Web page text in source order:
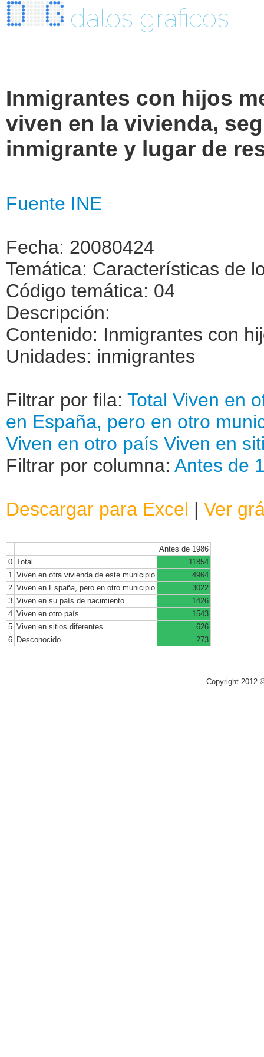
datos graficos
Inmigrantes con hijos
viven en la vivienda,
inmigrante y lugar de
Fuente INE
Fecha: 20080424
Temática: Características de
Código temática: 04
Descripción:
Contenido: Inmigrantes con
Unidades: inmigrantes
Filtrar por fila: Total Viven en
en España, pero en otro
Viven en otro país Viven en
Filtrar por columna: Antes de
Descargar para Excel | Ver
Antes de 1986
0 Total
11854
1 Viven en otra vivienda de este municipio
4964
2 Viven en España, pero en otro municipio
3022
3 Viven en su país de nacimiento
1426
4 Viven en otro país
1543
5 Viven en sitios diferentes
626
6 Desconocido 273
Copyright 2012